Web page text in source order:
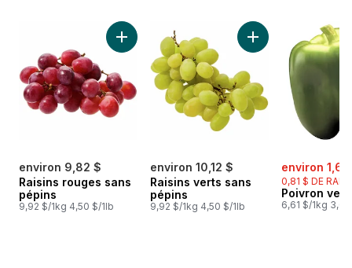
sauter Meilleures ventes
environ 9,82 $
Raisins rouges sans
pépins
9,92 $/1kg 4,50 $/1lb
Ajouter Raisins rouges sans pépins au
environ 10,12 $
Raisins verts sans
pépins
9,92 $/1kg 4,50 $/1lb
Ajouter Raisins
sale:
environ
0,81 $ DE
Poivron vert
6,61 $/1kg